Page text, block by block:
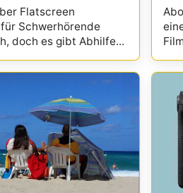
Flatscreen
Schwerhörende
doch es gibt Abhilfe...